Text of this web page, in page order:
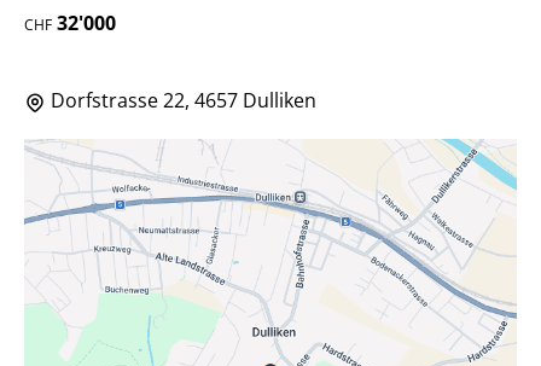
CHF 32'000
Dorfstrasse 22, 4657 Dulliken